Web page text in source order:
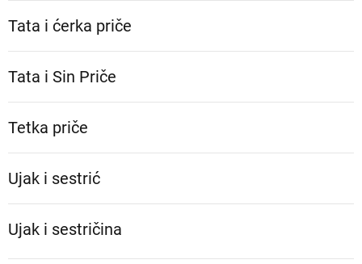
Tata i ćerka priče
Tata i Sin Priče
Tetka priče
Ujak i sestrić
Ujak i sestričina